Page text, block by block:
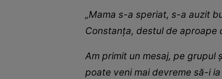
„Mama s-a speriat, s-a auzit
Constanța, destul de aproape
Am primit un mesaj, pe grupul
poate veni mai devreme să-i